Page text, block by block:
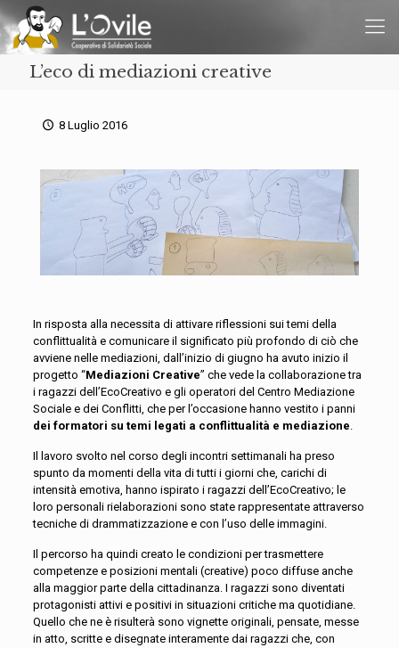
L’eco di mediazioni creative
8 Luglio 2016
In risposta alla necessita di attivare riflessioni sui temi della
conflittualità e comunicare il significato più profondo di ciò che
avviene nelle mediazioni, dall’inizio di giugno ha avuto inizio il
progetto “Mediazioni Creative” che vede la collaborazione tra
i ragazzi dell’EcoCreativo e gli operatori del Centro Mediazione
Sociale e dei Conflitti, che per l’occasione hanno vestito i panni
dei formatori su temi legati a conflittualità e mediazione.
Il lavoro svolto nel corso degli incontri settimanali ha preso
spunto da momenti della vita di tutti i giorni che, carichi di
intensità emotiva, hanno ispirato i ragazzi dell’EcoCreativo; le
loro personali rielaborazioni sono state rappresentate attraverso
tecniche di drammatizzazione e con l’uso delle immagini.
Il percorso ha quindi creato le condizioni per trasmettere
competenze e posizioni mentali (creative) poco diffuse anche
alla maggior parte della cittadinanza. I ragazzi sono diventati
protagonisti attivi e positivi in situazioni critiche ma quotidiane.
Quello che ne è risulterà sono vignette originali, pensate, messe
in atto, scritte e disegnate interamente dai ragazzi che, con